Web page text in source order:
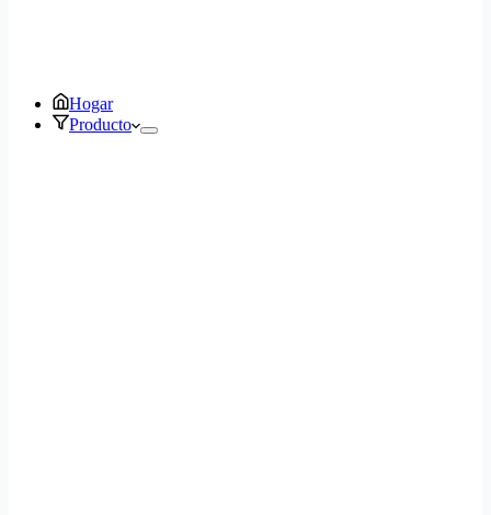
Hogar
Producto